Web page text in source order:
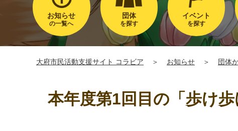
お知らせ
の一覧へ
団体
を探す
イベント
を探す
大府市民活動支援サイト コラビア ＞ お知らせ ＞ 団体
本年度第1回目の「歩け